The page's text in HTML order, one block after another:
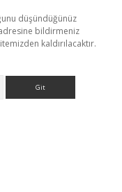
düşündüğünüz
bildirmeniz
kaldırılacaktır.